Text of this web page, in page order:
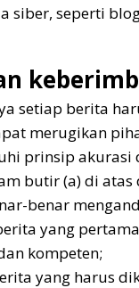
siber, seperti
setiap berita
merugikan
prinsip akurasi
butir (a) di
benar
yang
kompeten;
yang harus